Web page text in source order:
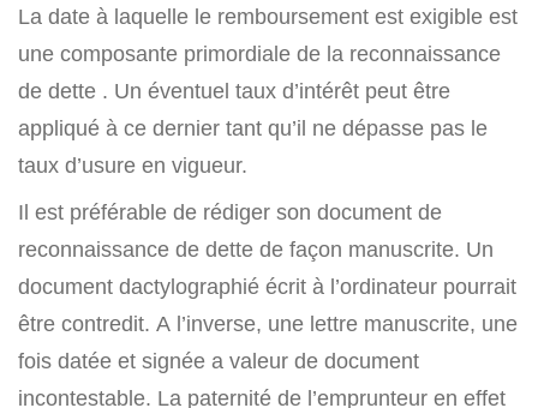
La date à laquelle le remboursement est exigible est
une composante primordiale de la reconnaissance
de dette . Un éventuel taux d’intérêt peut être
appliqué à ce dernier tant qu’il ne dépasse pas le
taux d’usure en vigueur.
Il est préférable de rédiger son document de
reconnaissance de dette de façon manuscrite. Un
document dactylographié écrit à l’ordinateur pourrait
être contredit. A l’inverse, une lettre manuscrite, une
fois datée et signée a valeur de document
incontestable. La paternité de l’emprunteur en effet